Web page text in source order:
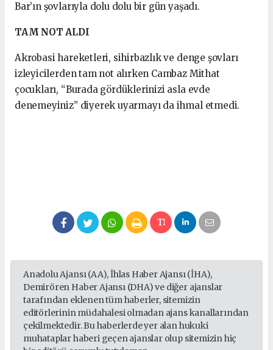
Bar’ın şovlarıyla dolu dolu bir gün yaşadı.
TAM NOT ALDI
Akrobasi hareketleri, sihirbazlık ve denge şovları
izleyicilerden tam not alırken Cambaz Mithat
çocukları, “Burada gördüklerinizi asla evde
denemeyiniz” diyerek uyarmayı da ihmal etmedi.
Anadolu Ajansı (AA), İhlas Haber Ajansı (İHA),
Demirören Haber Ajansı (DHA) ve diğer ajanslar
tarafından eklenen tüm haberler, sitemizin
editörlerinin müdahalesi olmadan ajans kanallarından
çekilmektedir. Bu haberlerde yer alan hukuki
muhataplar haberi geçen ajanslar olup sitemizin hiç